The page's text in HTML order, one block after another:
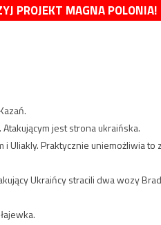
PROJEKT MAGNA POLONIA!
jest strona ukraińska.
Praktycznie uniemożliwia to
Ukraińcy stracili dwa wozy